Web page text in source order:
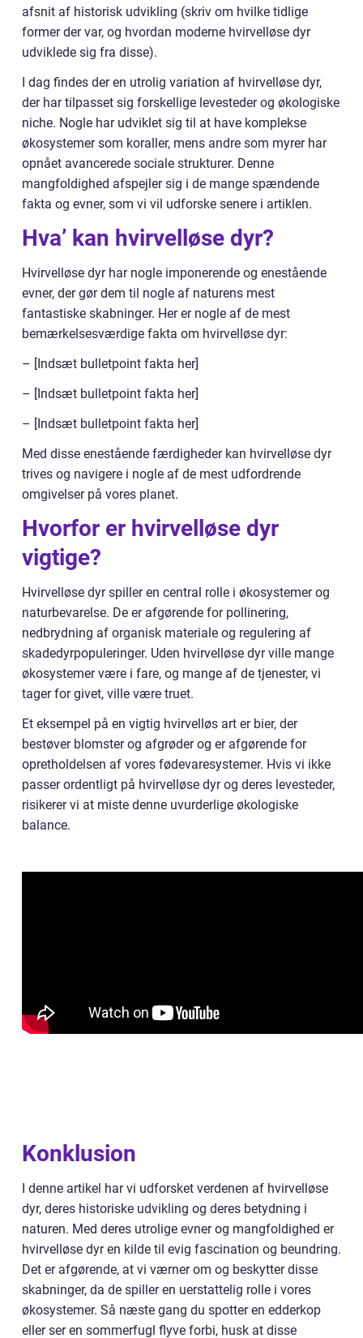
afsnit af historisk udvikling (skriv om hvilke tidlige
former der var, og hvordan moderne hvirvelløse dyr
udviklede sig fra disse).
I dag findes der en utrolig variation af hvirvelløse dyr,
der har tilpasset sig forskellige levesteder og økologiske
niche. Nogle har udviklet sig til at have komplekse
økosystemer som koraller, mens andre som myrer har
opnået avancerede sociale strukturer. Denne
mangfoldighed afspejler sig i de mange spændende
fakta og evner, som vi vil udforske senere i artiklen.
Hva’ kan hvirvelløse dyr?
Hvirvelløse dyr har nogle imponerende og enestående
evner, der gør dem til nogle af naturens mest
fantastiske skabninger. Her er nogle af de mest
bemærkelsesværdige fakta om hvirvelløse dyr:
– [Indsæt bulletpoint fakta her]
– [Indsæt bulletpoint fakta her]
– [Indsæt bulletpoint fakta her]
Med disse enestående færdigheder kan hvirvelløse dyr
trives og navigere i nogle af de mest udfordrende
omgivelser på vores planet.
Hvorfor er hvirvelløse dyr
vigtige?
Hvirvelløse dyr spiller en central rolle i økosystemer og
naturbevarelse. De er afgørende for pollinering,
nedbrydning af organisk materiale og regulering af
skadedyrpopuleringer. Uden hvirvelløse dyr ville mange
økosystemer være i fare, og mange af de tjenester, vi
tager for givet, ville være truet.
Et eksempel på en vigtig hvirvelløs art er bier, der
bestøver blomster og afgrøder og er afgørende for
opretholdelsen af vores fødevaresystemer. Hvis vi ikke
passer ordentligt på hvirvelløse dyr og deres levesteder,
risikerer vi at miste denne uvurderlige økologiske
balance.
Konklusion
I denne artikel har vi udforsket verdenen af hvirvelløse
dyr, deres historiske udvikling og deres betydning i
naturen. Med deres utrolige evner og mangfoldighed er
hvirvelløse dyr en kilde til evig fascination og beundring.
Det er afgørende, at vi værner om og beskytter disse
skabninger, da de spiller en uerstattelig rolle i vores
økosystemer. Så næste gang du spotter en edderkop
eller ser en sommerfugl flyve forbi, husk at disse